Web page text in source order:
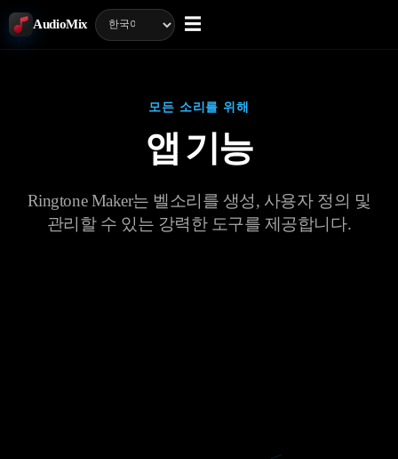
AudioMix ☰
모든 소리를 위해
앱 기능
Ringtone Maker는 벨소리를 생성, 사용자 정의 및
관리할 수 있는 강력한 도구를 제공합니다.